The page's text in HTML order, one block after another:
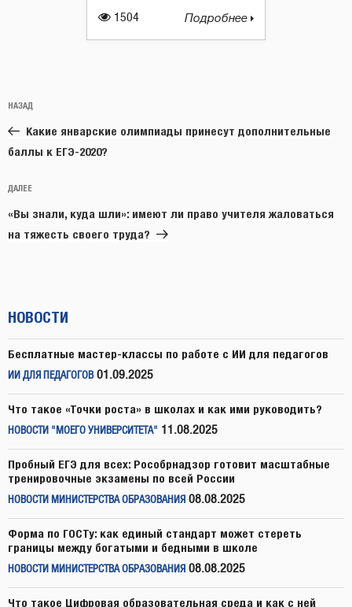
1504 Подробнее
по
записям
Предыдущая
запись:
НАЗАД
Какие январские олимпиады принесут дополнительные
баллы к ЕГЭ-2020?
Следующая
запись
ДАЛЕЕ
«Вы знали, куда шли»: имеют ли право учителя жаловаться
на тяжесть своего труда?
НОВОСТИ
Бесплатные мастер-классы по работе с ИИ для педагогов
ИИ ДЛЯ ПЕДАГОГОВ 01.09.2025
Что такое «Точки роста» в школах и как ими руководить?
НОВОСТИ "МОЕГО УНИВЕРСИТЕТА" 11.08.2025
Пробный ЕГЭ для всех: Рособрнадзор готовит масштабные
тренировочные экзамены по всей России
НОВОСТИ МИНИСТЕРСТВА ОБРАЗОВАНИЯ 08.08.2025
Форма по ГОСТу: как единый стандарт может стереть
границы между богатыми и бедными в школе
НОВОСТИ МИНИСТЕРСТВА ОБРАЗОВАНИЯ 08.08.2025
Что такое Цифровая образовательная среда и как с ней